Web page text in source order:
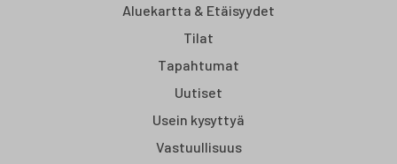
Aluekartta & Etäisyydet
Tilat
Tapahtumat
Uutiset
Usein kysyttyä
Vastuullisuus